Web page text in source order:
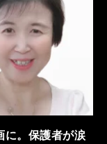
に。保護者が涙